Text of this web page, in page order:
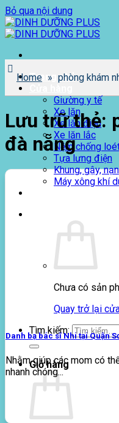
Bỏ qua nội dung
Trang chủ
Giường y tế
Xe lăn
Xe lăn điện
Xe lăn lắc
Nệm chống
Tựa lưng điện
Khung, gậy,
Máy xông khí
Chưa có sản
Quay trở lại
Tìm kiếm:
Giỏ hàng
Home » phòng khám
Lưu trữ thẻ:
đà nẵng
Danh bạ bác sĩ Nhi tại Quận
Nhằm giúp các mom có
nhanh chóng...